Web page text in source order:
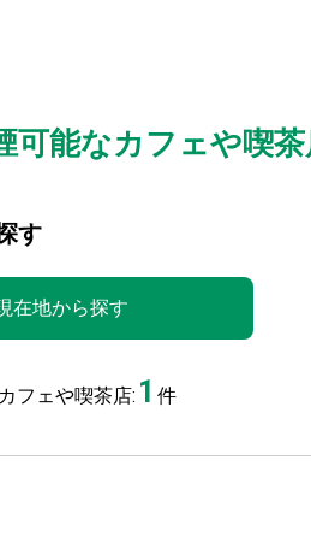
可能なカフェや喫
す
在地から探す
フェや喫茶店: 1 件